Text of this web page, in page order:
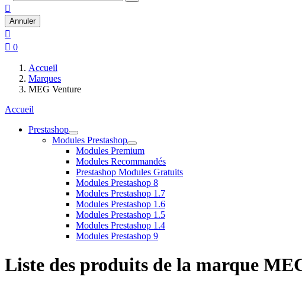

Annuler

 0
Accueil
Marques
MEG Venture
Accueil
Prestashop
Modules Prestashop
Modules Premium
Modules Recommandés
Prestashop Modules Gratuits
Modules Prestashop 8
Modules Prestashop 1.7
Modules Prestashop 1.6
Modules Prestashop 1.5
Modules Prestashop 1.4
Modules Prestashop 9
Liste des produits de la marque